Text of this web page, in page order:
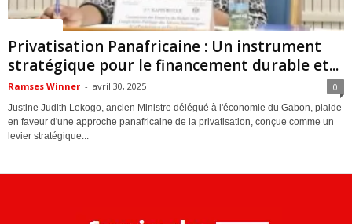
Privatisation Panafricaine : Un instrument
stratégique pour le financement durable et...
Ramses Winner - avril 30, 2025 0
Justine Judith Lekogo, ancien Ministre délégué à l'économie du Gabon, plaide
en faveur d'une approche panafricaine de la privatisation, conçue comme un
levier stratégique...